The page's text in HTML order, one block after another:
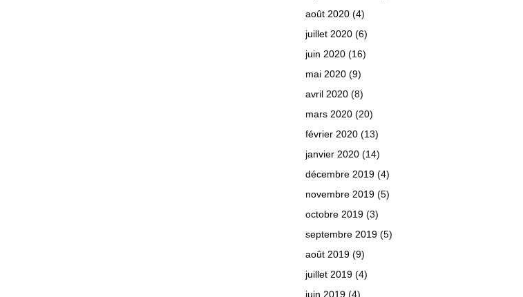
août 2020 (4)
juillet 2020 (6)
juin 2020 (16)
mai 2020 (9)
avril 2020 (8)
mars 2020 (20)
février 2020 (13)
janvier 2020 (14)
décembre 2019 (4)
novembre 2019 (5)
octobre 2019 (3)
septembre 2019 (5)
août 2019 (9)
juillet 2019 (4)
juin 2019 (4)